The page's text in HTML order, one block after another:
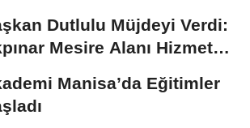
Dutlulu Müjdeyi Verdi:
Mesire Alanı Hizmete
Manisa’da Eğitimler